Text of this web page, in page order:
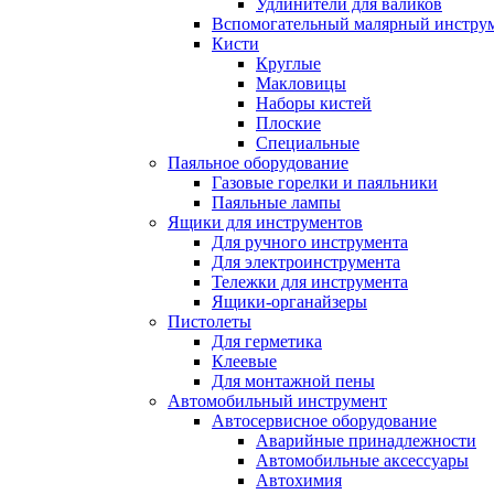
Удлинители для валиков
Вспомогательный малярный
Кисти
Круглые
Макловицы
Наборы кистей
Плоские
Специальные
Паяльное оборудование
Газовые горелки и паяльники
Паяльные лампы
Ящики для инструментов
Для ручного инструмента
Для электроинструмента
Тележки для инструмента
Ящики-органайзеры
Пистолеты
Для герметика
Клеевые
Для монтажной пены
Автомобильный инструмент
Автосервисное оборудование
Аварийные принадлежности
Автомобильные аксессуары
Автохимия